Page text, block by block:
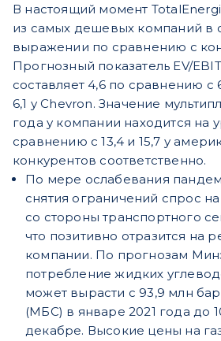
В настоящий момент
из самых дешевых компаний в
выражении по сравнению с
Прогнозный показатель EV/
составляет 4,6 по сравнению с
6,1 у Chevron. Значение
года у компании находится на
сравнению с 13,4 и 15,7 у
конкурентов соответственно.
По мере ослабевания
снятия ограничений спрос
со стороны транспортного
что позитивно отразится на
компании. По прогнозам
потребление жидких
может вырасти с 93,9 млн
(МБС) в январе 2021 года до
декабре. Высокие цены на